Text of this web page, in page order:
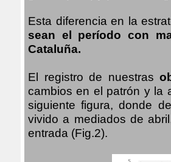
Esta diferencia en la
sean el período con
Cataluña.
El registro de nuestras
cambios en el patrón y la
siguiente figura, donde
vivido a mediados de
entrada (Fig.2).